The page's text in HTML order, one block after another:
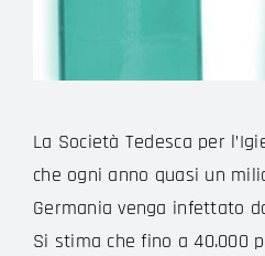
La Società Tedesca per
che ogni anno quasi un
Germania venga infettato
Si stima che fino a 40.000